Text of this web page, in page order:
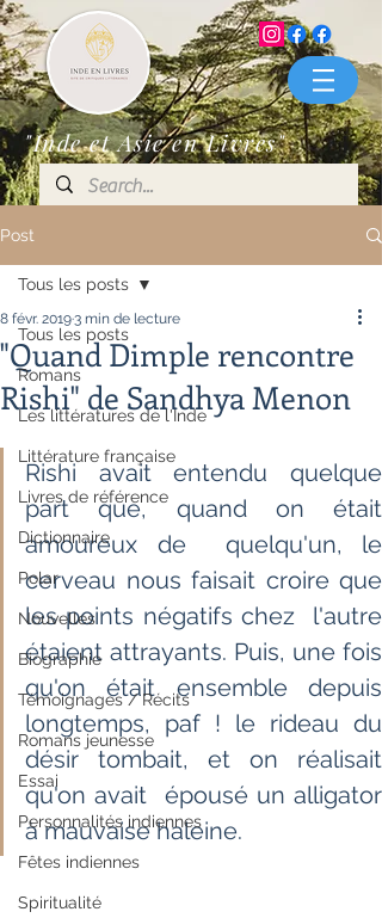
"Inde et Asie en Livres"
Post
Tous les posts
Romans
Les littératures de l'Inde
Littérature française
Livres de référence
Dictionnaire
Polar
Nouvelles
Biographie
Témoignages / Récits
Romans jeunesse
Essai
Personnalités indiennes
Fêtes indiennes
Spiritualité
Tous les posts
"Quand Dimple rencontre
Rishi" de Sandhya Menon
8 févr. 20193 min de lecture
Rishi avait entendu quelque
part que, quand on était
amoureux de  quelqu'un, le
cerveau nous faisait croire que
les points négatifs chez  l'autre
étaient attrayants. Puis, une fois
qu'on était ensemble depuis
longtemps, paf ! le rideau du
désir tombait, et on réalisait
qu'on avait  épousé un alligator